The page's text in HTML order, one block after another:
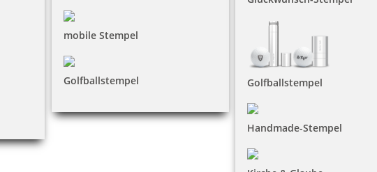
mobile Stempel
Golfballstempel Golfballstempel
Handmade-Stempel